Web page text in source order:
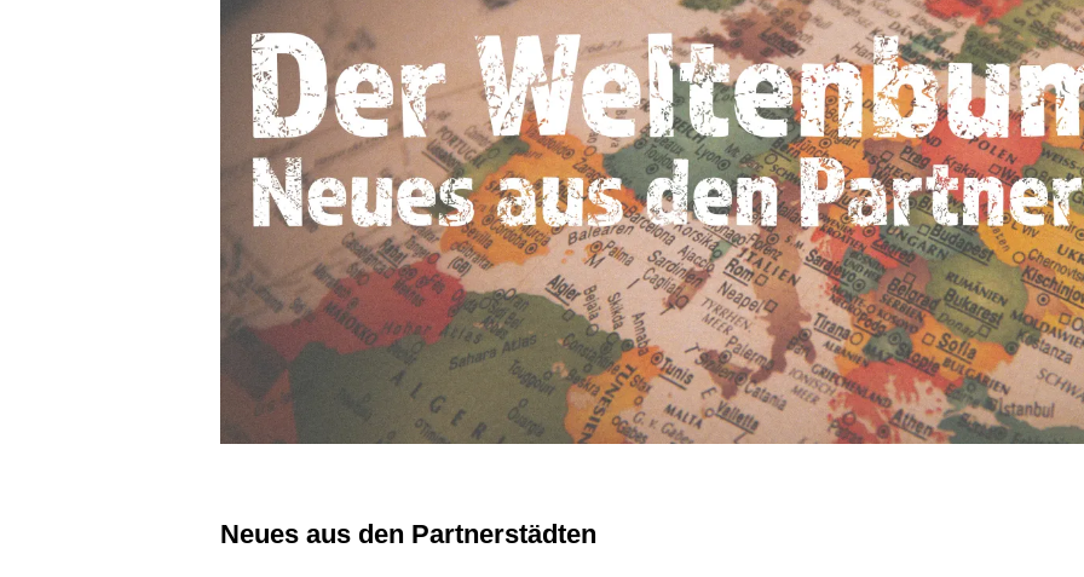
Neues aus den Partnerstädten